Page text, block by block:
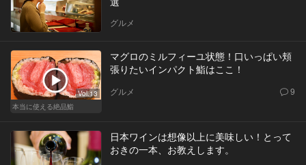
グルメ
Vol.13
本当に使える絶品鮨
マグロのミルフィーユ状態！口いっぱい頬
張りたいインパクト鮨はここ！
グルメ 9
日本ワインは想像以上に美味しい！とって
おきの一本、お教えします。